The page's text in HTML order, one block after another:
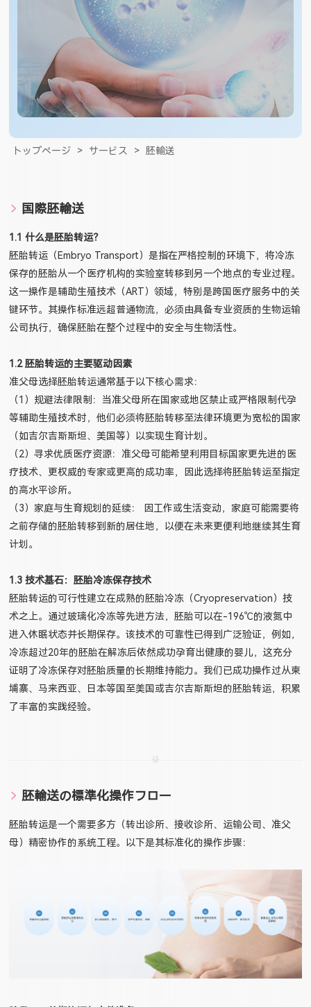
トップページ > サービス > 胚輸送
国際胚輸送
1.1 什么是胚胎转运？
胚胎转运（Embryo Transport）是指在严格控制的环境下，将冷冻
保存的胚胎从一个医疗机构的实验室转移到另一个地点的专业过程。
这一操作是辅助生殖技术（ART）领域，特别是跨国医疗服务中的关
键环节。其操作标准远超普通物流，必须由具备专业资质的生物运输
公司执行，确保胚胎在整个过程中的安全与生物活性。
1.2 胚胎转运的主要驱动因素
准父母选择胚胎转运通常基于以下核心需求：
（1）规避法律限制：当准父母所在国家或地区禁止或严格限制代孕
等辅助生殖技术时，他们必须将胚胎转移至法律环境更为宽松的国家
（如吉尔吉斯斯坦、美国等）以实现生育计划。
（2）寻求优质医疗资源：准父母可能希望利用目标国家更先进的医
疗技术、更权威的专家或更高的成功率，因此选择将胚胎转运至指定
的高水平诊所。
（3）家庭与生育规划的延续： 因工作或生活变动，家庭可能需要将
之前存储的胚胎转移到新的居住地，以便在未来更便利地继续其生育
计划。
1.3 技术基石：胚胎冷冻保存技术
胚胎转运的可行性建立在成熟的胚胎冷冻（Cryopreservation）技
术之上。通过玻璃化冷冻等先进方法，胚胎可以在-196℃的液氮中
进入休眠状态并长期保存。该技术的可靠性已得到广泛验证，例如，
冷冻超过20年的胚胎在解冻后依然成功孕育出健康的婴儿，这充分
证明了冷冻保存对胚胎质量的长期维持能力。我们已成功操作过从柬
埔寨、马来西亚、日本等国至美国或吉尔吉斯斯坦的胚胎转运，积累
了丰富的实践经验。
胚輸送の標準化操作フロー
胚胎转运是一个需要多方（转出诊所、接收诊所、运输公司、准父
母）精密协作的系统工程。以下是其标准化的操作步骤：